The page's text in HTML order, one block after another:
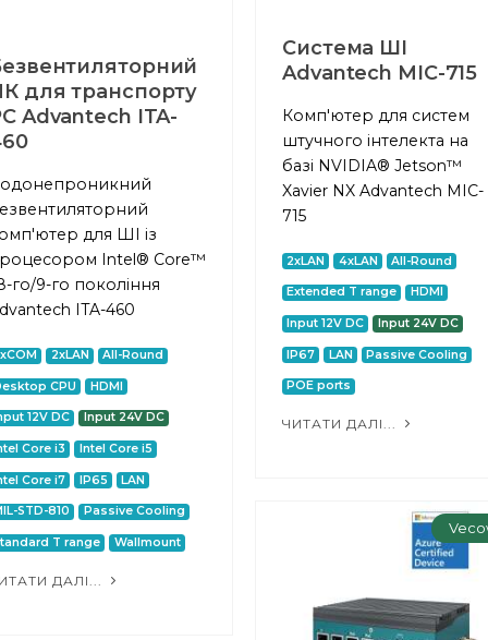
Система ШІ
Advantech MIC-715
Комп'ютер для систем
штучного інтелекта на
базі NVIDIA® Jetson™
Xavier NX Advantech MIC-
715
2xLAN 4xLAN All-Round
Extended T range HDMI
Input 12V DC Input 24V DC
IP67 LAN Passive Cooling
POE ports
ЧИТАТИ ДАЛІ...
для транспорту
Advantech ITA-
для ШІ із
Intel® Core™
го/9-го покоління
ITA-460
2xLAN All-Round
CPU HDMI
12V DC Input 24V DC
Core i3 Intel Core i5
Core i7 IP65 LAN
STD-810 Passive Cooling
T range Wallmount
ДАЛІ...